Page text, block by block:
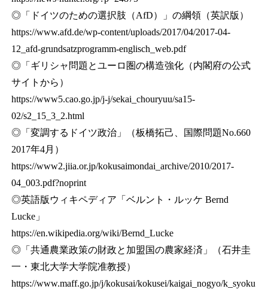
◎「ドイツのための選択肢（AfD）」の綱領（英訳版）
https://www.afd.de/wp-content/uploads/2017/04/2017-04-
12_afd-grundsatzprogramm-englisch_web.pdf
◎「ギリシャ問題とユーロ圏の構造強化（内閣府の公式
サイトから）
https://www5.cao.go.jp/j-j/sekai_chouryuu/sa15-
02/s2_15_3_2.html
◎「変調するドイツ政治」（板橋拓己、国際問題No.660
2017年4月）
https://www2.jiia.or.jp/kokusaimondai_archive/2010/2017-
04_003.pdf?noprint
◎英語版ウィキペディア「ベルント・ルッケ Bernd
Lucke」
https://en.wikipedia.org/wiki/Bernd_Lucke
◎「共通農業政策の財政と加盟国の農家経済」（石井圭
一・東北大学大学院准教授）
https://www.maff.go.jp/j/kokusai/kokusei/kaigai_nogyo/k_syoku